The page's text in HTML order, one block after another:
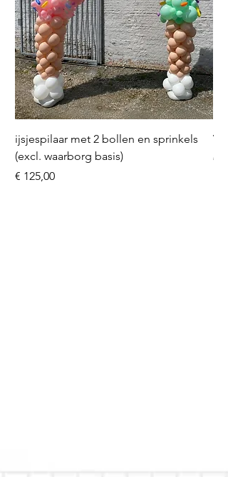
ijsjespilaar met 2 bollen en sprinkels
(excl. waarborg basis)
Prijs
€ 125,00
Prijs
€